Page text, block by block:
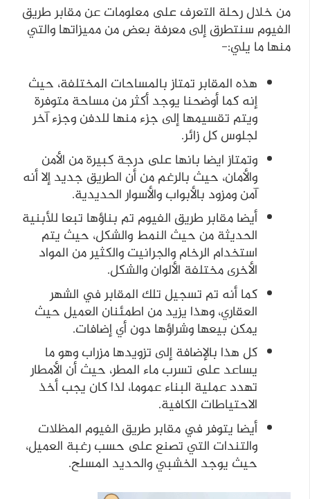
من خلال رحلة التعرف على معلومات عن مقابر طريق
الفيوم سنتطرق إلى معرفة بعض من مميزاتها والتي
منها ما يلي:-
هذه المقابر تمتاز بالمساحات المختلفة، حيث
إنه كما أوضحنا يوجد أكثر من مساحة متوفرة
ويتم تقسيمها إلى جزء منها للدفن وجزء آخر
لجلوس كل زائر.
وتمتاز ايضا بانها على درجة كبيرة من الأمن
والأمان، حيث بالرغم من أن الطريق جديد إلا أنه
آمن ومزود بالأبواب والأسوار الحديدية.
أيضا مقابر طريق الفيوم تم بناؤها تبعا للأبنية
الحديثة من حيث النمط والشكل، حيث يتم
استخدام الرخام والجرانيت والكثير من المواد
الأخرى مختلفة الألوان والشكل.
كما أنه تم تسجيل تلك المقابر في الشهر
العقاري، وهذا يزيد من اطمئنان العميل حيث
يمكن بيعها وشراؤها دون أي إضافات.
كل هذا بالإضافة إلى تزويدها مزراب وهو ما
يساعد على تسرب ماء المطر، حيث أن الأمطار
تهدد عملية البناء عموما، لذا كان يجب أخذ
الاحتياطات الكافية.
أيضا يتوفر في مقابر طريق الفيوم المظلات
والتندات التي تصنع على حسب رغبة العميل،
حيث يوجد الخشبي والحديد المسلح.